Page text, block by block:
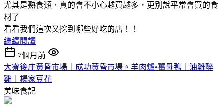
尤其是熟食類，真的會不小心越買越多，更別說平常會買的食
材了
看看我們這次又挖到哪些好吃的店！！
繼續閱讀
7個月前
大寮後庄黃昏市場｜成功黃昏市場。羊肉爐•薑母鴨｜油雞醉
雞｜楊家豆花
美味食記